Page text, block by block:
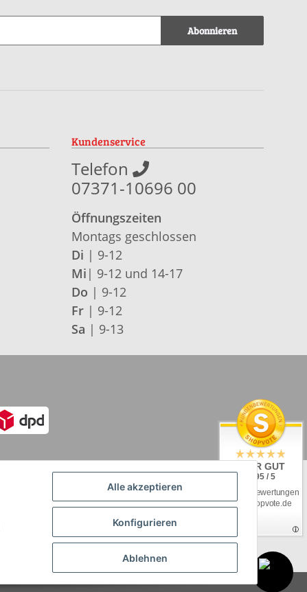
Abonnieren
Kundenservice
Telefon
07371-10696 00
Öffnungszeiten
Montags geschlossen
Di | 9-12
Mi | 9-12 und 14-17
Do | 9-12
Fr| 9-12
Sa | 9-13
Versandkostenübersicht
Alle akzeptieren
Konfigurieren
Ablehnen
SEHR GUT
4.95 / 5
aus 92 Bewertungen
bei: shopvote.de